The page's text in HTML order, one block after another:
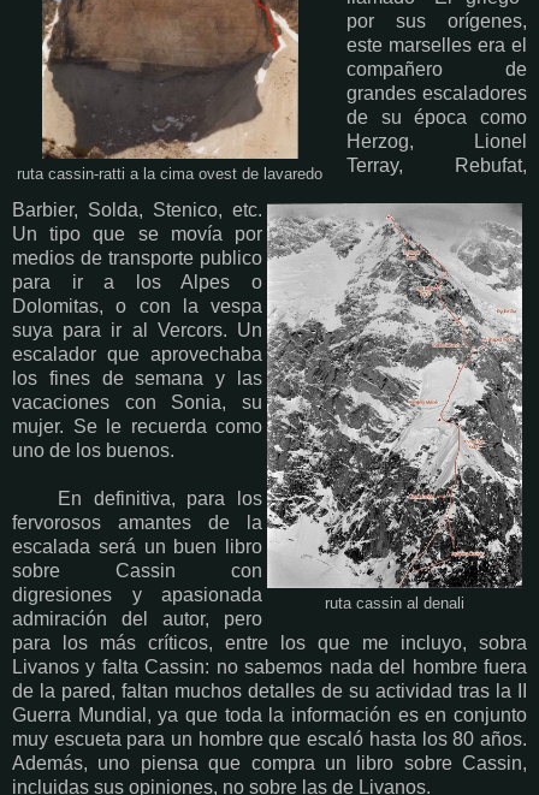
ruta cassin-ratti a la cima ovest de lavaredo
ruta cassin al denali
por sus orígenes,
este marselles era el
compañero de
grandes escaladores
de su época como
Herzog, Lionel
Terray, Rebufat,
Barbier, Solda, Stenico, etc.
Un tipo que se movía por
medios de transporte publico
para ir a los Alpes o
Dolomitas, o con la vespa
suya para ir al Vercors. Un
escalador que aprovechaba
los fines de semana y las
vacaciones con Sonia, su
mujer. Se le recuerda como
uno de los buenos.
En definitiva, para los
fervorosos amantes de la
escalada será un buen libro
sobre Cassin con
digresiones y apasionada
admiración del autor, pero
para los más críticos, entre los que me incluyo, sobra
Livanos y falta Cassin: no sabemos nada del hombre fuera
de la pared, faltan muchos detalles de su actividad tras la II
Guerra Mundial, ya que toda la información es en conjunto
muy escueta para un hombre que escaló hasta los 80 años.
Además, uno piensa que compra un libro sobre Cassin,
incluidas sus opiniones, no sobre las de Livanos.